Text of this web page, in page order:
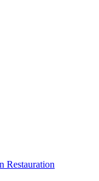
Restauration